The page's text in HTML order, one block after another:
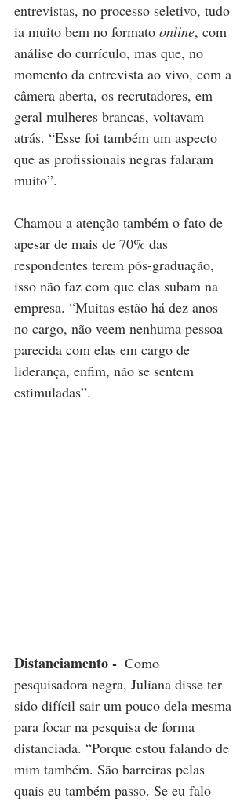
entrevistas, no processo seletivo, tudo
ia muito bem no formato online, com
análise do currículo, mas que, no
momento da entrevista ao vivo, com a
câmera aberta, os recrutadores, em
geral mulheres brancas, voltavam
atrás. “Esse foi também um aspecto
que as profissionais negras falaram
muito”.
Chamou a atenção também o fato de
apesar de mais de 70% das
respondentes terem pós-graduação,
isso não faz com que elas subam na
empresa. “Muitas estão há dez anos
no cargo, não veem nenhuma pessoa
parecida com elas em cargo de
liderança, enfim, não se sentem
estimuladas”.
Distanciamento - Como
pesquisadora negra, Juliana disse ter
sido difícil sair um pouco dela mesma
para focar na pesquisa de forma
distanciada. “Porque estou falando de
mim também. São barreiras pelas
quais eu também passo. Se eu falo